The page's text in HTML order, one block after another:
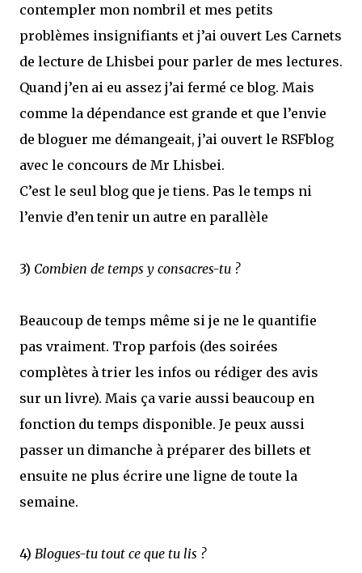
contempler mon nombril et mes petits
problèmes insignifiants et j’ai ouvert Les Carnets
de lecture de Lhisbei pour parler de mes lectures.
Quand j’en ai eu assez j’ai fermé ce blog. Mais
comme la dépendance est grande et que l’envie
de bloguer me démangeait, j’ai ouvert le RSFblog
avec le concours de Mr Lhisbei.
C’est le seul blog que je tiens. Pas le temps ni
l’envie d’en tenir un autre en parallèle
3) Combien de temps y consacres-tu ?
Beaucoup de temps même si je ne le quantifie
pas vraiment. Trop parfois (des soirées
complètes à trier les infos ou rédiger des avis
sur un livre). Mais ça varie aussi beaucoup en
fonction du temps disponible. Je peux aussi
passer un dimanche à préparer des billets et
ensuite ne plus écrire une ligne de toute la
semaine.
4) Blogues-tu tout ce que tu lis ?